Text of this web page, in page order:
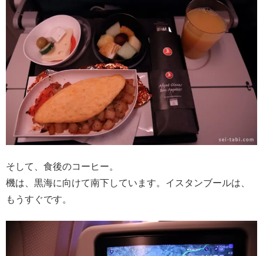
そして、食後のコーヒー。
機は、黒海に向けて南下しています。イスタンブールは、
もうすぐです。